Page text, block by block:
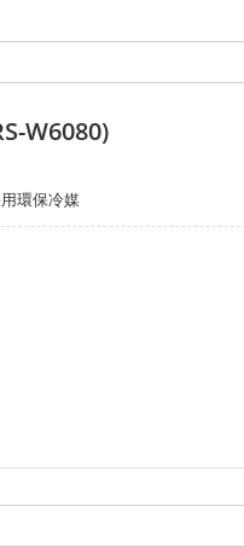
W6080)
環保冷媒